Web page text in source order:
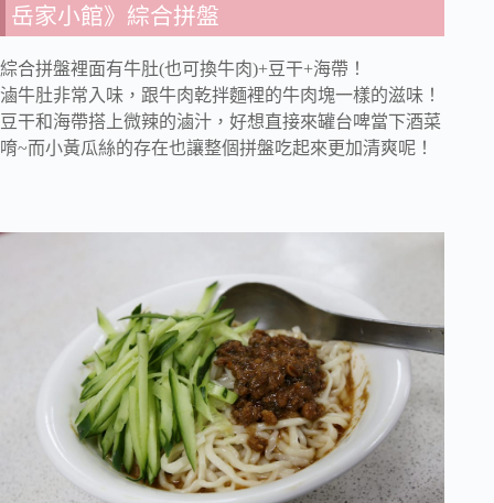
岳家小館》綜合拼盤
綜合拼盤裡面有牛肚(也可換牛肉)+豆干+海帶！
滷牛肚非常入味，跟牛肉乾拌麵裡的牛肉塊一樣的滋味！
豆干和海帶搭上微辣的滷汁，好想直接來罐台啤當下酒菜
唷~而小黃瓜絲的存在也讓整個拼盤吃起來更加清爽呢！